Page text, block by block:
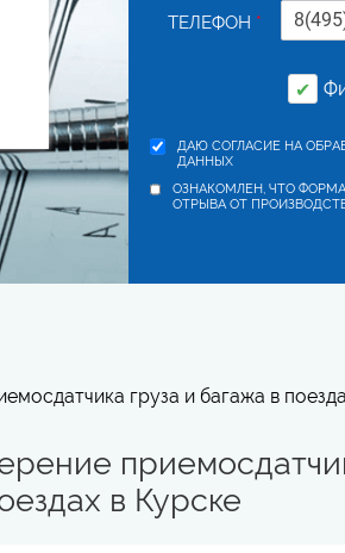
ТЕЛЕФОН *
✔
ДАЮ СОГЛАСИЕ НА
ДАННЫХ
ОЗНАКОМЛЕН, ЧТО
ОТРЫВА ОТ
груза и багажа в
в Курске